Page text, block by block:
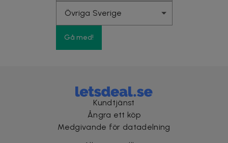
Gå med!
Kundtjänst
Ångra ett köp
Medgivande för datadelning